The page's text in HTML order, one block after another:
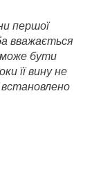
першої
вважається
може бути
її вину не
встановлено